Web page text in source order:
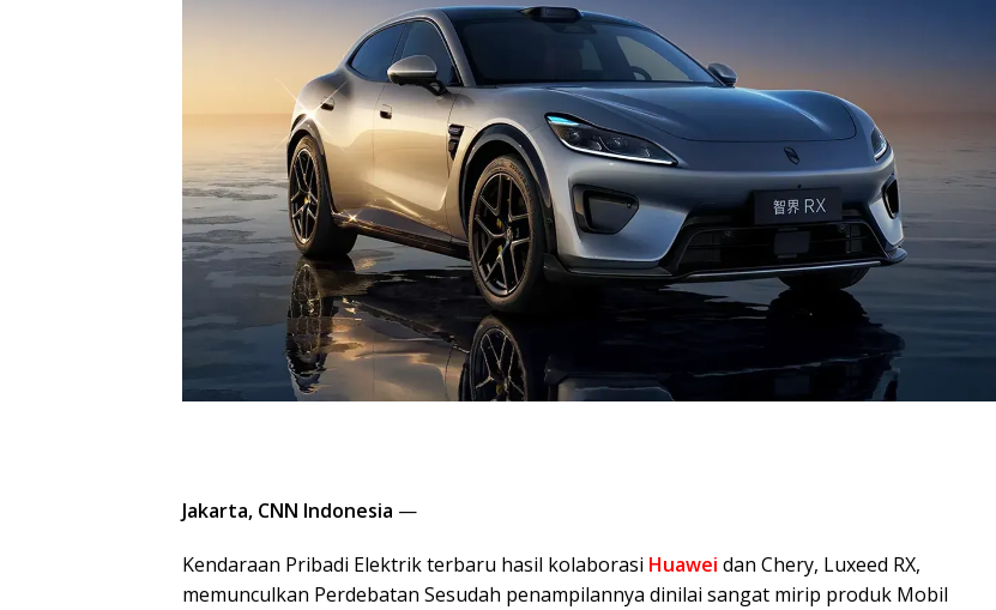
Jakarta, CNN Indonesia —
Kendaraan Pribadi Elektrik terbaru hasil kolaborasi Huawei dan Chery, Luxeed RX,
memunculkan Perdebatan Sesudah penampilannya dinilai sangat mirip produk Mobil